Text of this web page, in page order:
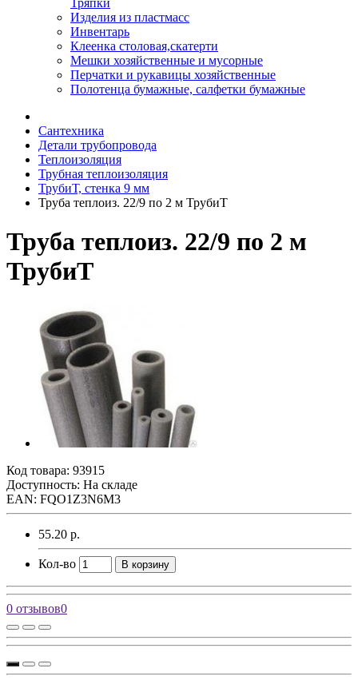
Тряпки
Изделия из пластмасс
Инвентарь
Клеенка столовая,скатерти
Мешки хозяйственные и мусорные
Перчатки и рукавицы хозяйственные
Полотенца бумажные, салфетки бумажные
Сантехника
Детали трубопровода
Теплоизоляция
Трубная теплоизоляция
ТрубиТ, стенка 9 мм
Труба теплоиз. 22/9 по 2 м ТрубиТ
Труба теплоиз. 22/9 по 2 м
ТрубиТ
Код товара: 93915
Доступность: На складе
EAN: FQO1Z3N6M3
55.20 р.
Кол-во В корзину
0 отзывов0